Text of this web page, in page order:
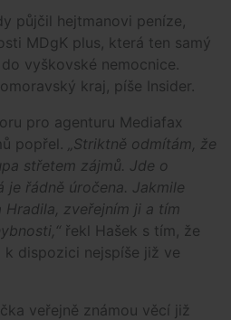
půjčil hejtmanovi peníze,
MDgK plus, která ten samý
vyškovské nemocnice.
kraj, píše Insider.
pro agenturu Mediafax
popřel.
„Striktně odmítám, že
střetem zájmů. Jde o
je řádně úročena. Jakmile
zveřejním ji a tím
řekl Hašek s tím, že
dispozici nejspíše již ve
veřejně známou věcí již